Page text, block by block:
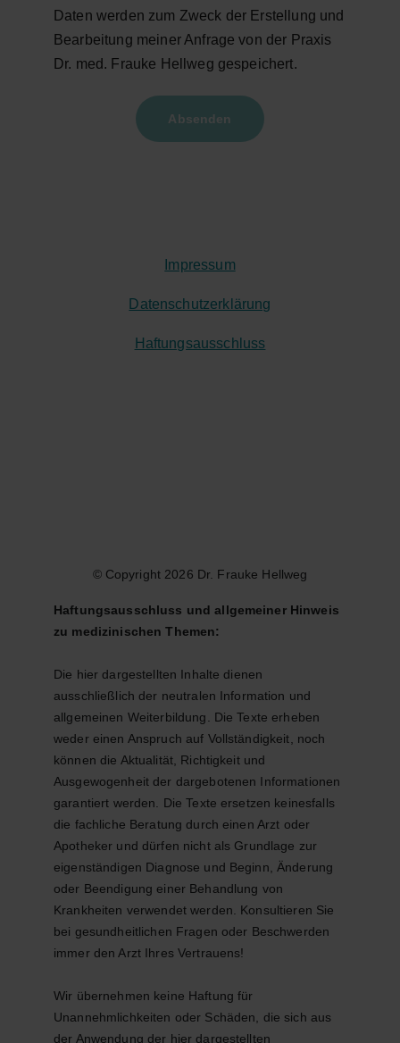
Daten werden zum Zweck der Erstellung und
Bearbeitung meiner Anfrage von der Praxis
Dr. med. Frauke Hellweg gespeichert.
Absenden
Impressum
Datenschutzerklärung
© Copyright 2026 Dr. Frauke Hellweg
Haftungsausschluss und allgemeiner Hinweis
zu medizinischen Themen:
Die hier dargestellten Inhalte dienen
ausschließlich der neutralen Information und
allgemeinen Weiterbildung. Die Texte erheben
weder einen Anspruch auf Vollständigkeit, noch
können die Aktualität, Richtigkeit und
Ausgewogenheit der dargebotenen Informationen
garantiert werden. Die Texte ersetzen keinesfalls
die fachliche Beratung durch einen Arzt oder
Apotheker und dürfen nicht als Grundlage zur
eigenständigen Diagnose und Beginn, Änderung
oder Beendigung einer Behandlung von
Krankheiten verwendet werden. Konsultieren Sie
bei gesundheitlichen Fragen oder Beschwerden
immer den Arzt Ihres Vertrauens!
Wir übernehmen keine Haftung für
Unannehmlichkeiten oder Schäden, die sich aus
der Anwendung der hier dargestellten
Haftungsausschluss